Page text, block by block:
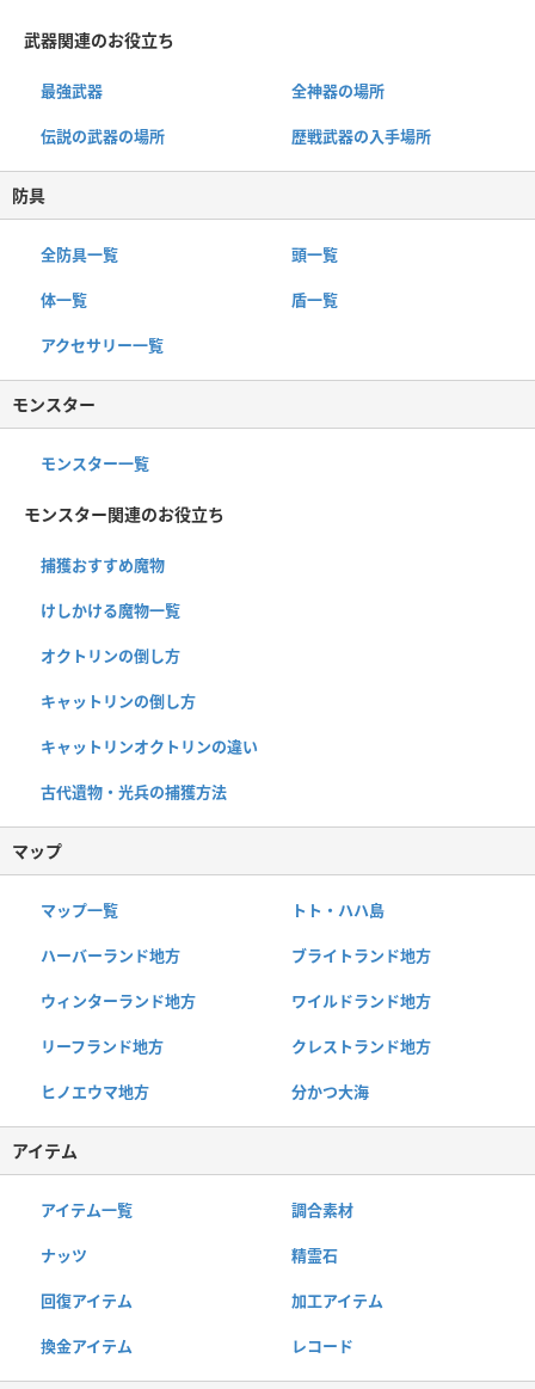
武器関連のお役立ち
最強武器 全神器の場所
伝説の武器の場所 歴戦武器の入手場所
防具
全防具一覧 頭一覧
体一覧 盾一覧
アクセサリー一覧
モンスター
モンスター一覧
モンスター関連のお役立ち
捕獲おすすめ魔物
けしかける魔物一覧
オクトリンの倒し方
キャットリンの倒し方
キャットリンオクトリンの違い
古代遺物・光兵の捕獲方法
マップ
マップ一覧 トト・ハハ島
ハーバーランド地方 ブライトランド地方
ウィンターランド地方 ワイルドランド地方
リーフランド地方 クレストランド地方
ヒノエウマ地方 分かつ大海
アイテム
アイテム一覧 調合素材
ナッツ 精霊石
回復アイテム 加工アイテム
換金アイテム レコード